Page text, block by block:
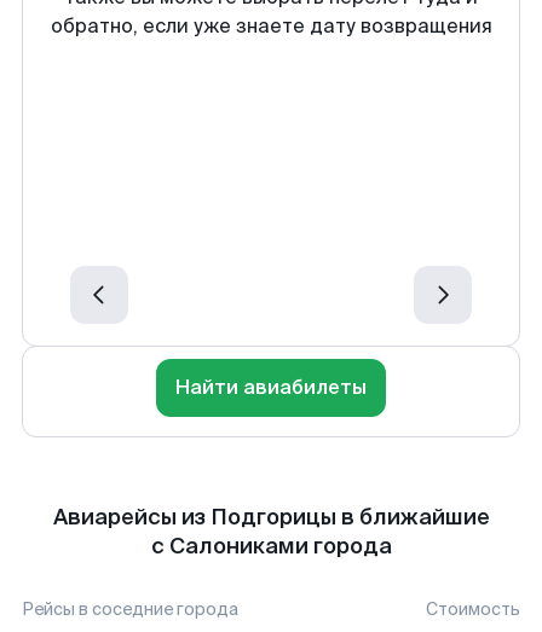
обратно, если уже знаете дату возвращения
Найти авиабилеты
Авиарейсы из Подгорицы в ближайшие
с Салониками города
Рейсы в соседние города Стоимость